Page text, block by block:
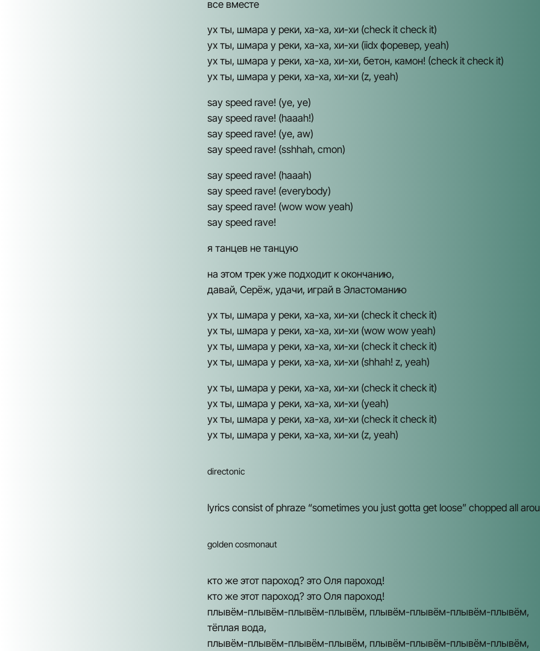
все вместе
ух ты, шмара у реки, ха-ха, хи-хи (check it check it)
ух ты, шмара у реки, ха-ха, хи-хи (iidx форевер, yeah)
ух ты, шмара у реки, ха-ха, хи-хи, бетон, камон! (check it check it)
ух ты, шмара у реки, ха-ха, хи-хи (z, yeah)
say speed rave! (ye, ye)
say speed rave! (haaah!)
say speed rave! (ye, aw)
say speed rave! (sshhah, cmon)
say speed rave! (haaah)
say speed rave! (everybody)
say speed rave! (wow wow yeah)
say speed rave!
я танцев не танцую
на этом трек уже подходит к окончанию,
давай, Серёж, удачи, играй в Эластоманию
ух ты, шмара у реки, ха-ха, хи-хи (check it check it)
ух ты, шмара у реки, ха-ха, хи-хи (wow wow yeah)
ух ты, шмара у реки, ха-ха, хи-хи (check it check it)
ух ты, шмара у реки, ха-ха, хи-хи (shhah! z, yeah)
ух ты, шмара у реки, ха-ха, хи-хи (check it check it)
ух ты, шмара у реки, ха-ха, хи-хи (yeah)
ух ты, шмара у реки, ха-ха, хи-хи (check it check it)
ух ты, шмара у реки, ха-ха, хи-хи (z, yeah)
directonic
lyrics consist of phraze “sometimes you just gotta get loose” chopped all
golden cosmonaut
кто же этот пароход? это Оля пароход!
кто же этот пароход? это Оля пароход!
плывём-плывём-плывём-плывём, плывём-плывём-плывём-плывём,
тёплая вода,
плывём-плывём-плывём-плывём, плывём-плывём-плывём-плывём,